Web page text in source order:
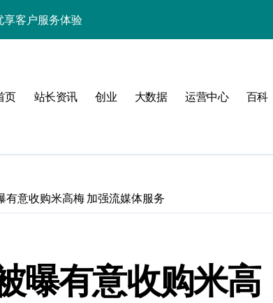
客户服务体验
障碍优化实战
效能优化方案
务器分类系统
无缝运维新范式
协同新逻辑
高效编排指南
页 站长资讯 创业 大数据 运营中心 百科
有意收购米高梅 加强流媒体服务
曝有意收购米高